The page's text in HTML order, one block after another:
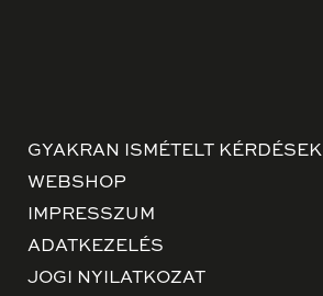
GYAKRAN ISMÉTELT KÉRDÉSEK
WEBSHOP
IMPRESSZUM
ADATKEZELÉS
JOGI NYILATKOZAT